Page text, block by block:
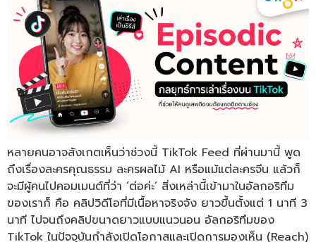
หลายคนอาจสังเกตเห็นว่าช่วงนี้ TikTok Feed ที่ผ่านมานี้ พูด
ถึงเรื่องละครคุณธรรม ละครผลไม้ AI หรือแม้แต่ละครจีน แล้วก็
จะมีผู้คนไปคอมเมนต์ที่ว่า ‘ต่อค่ะ’ สิ่งเหล่านี้เข้ามาในอัลกอริทึม
ของเราก็ คือ คลิปวิดีโอที่มีเนื้อหาจริงจัง ยาวขึ้นตั้งแต่ 1 นาที 3
นาที ไปจนถึงคลิปขนาดยาวแบบแนวนอน อัลกอริทึมของ
TikTok ในปัจจุบันกำลังเปิดโอกาสและเปิดการมองเห็น (Reach)